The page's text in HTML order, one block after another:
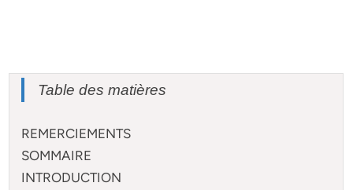
Table des matières
REMERCIEMENTS
SOMMAIRE
INTRODUCTION